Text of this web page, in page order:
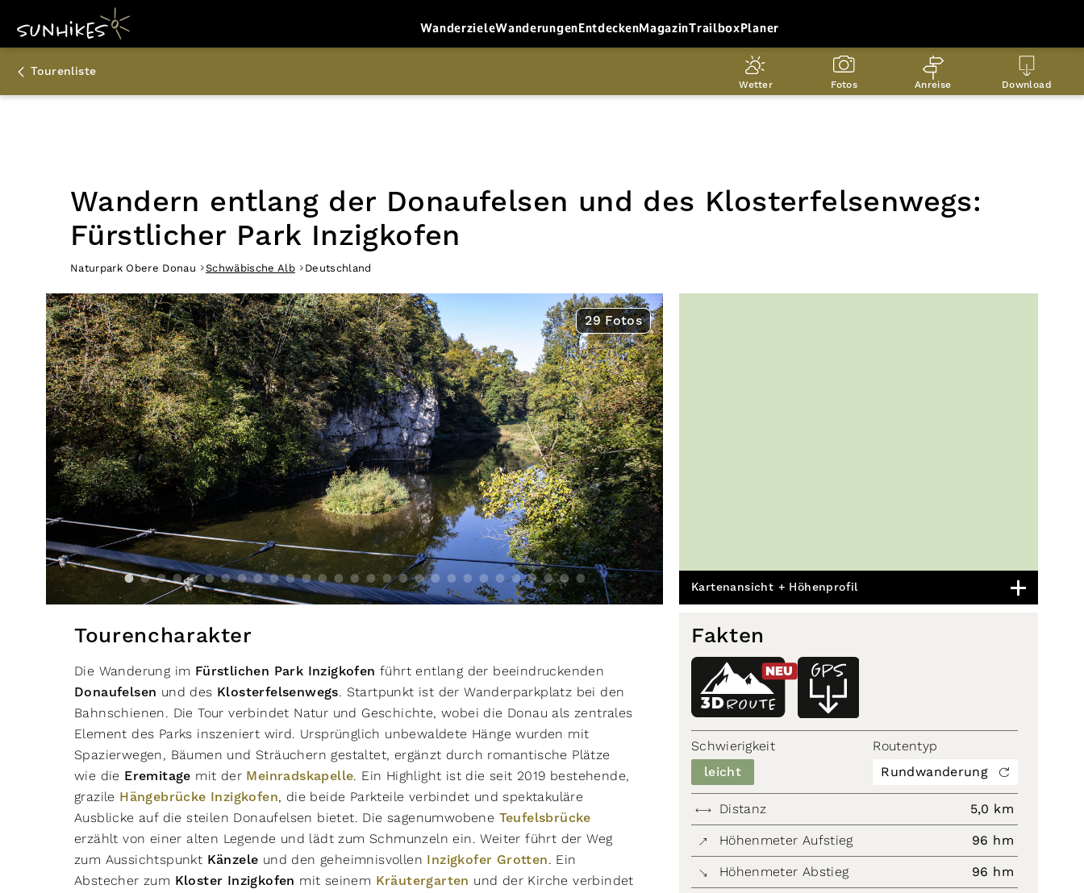
WanderzieleWanderungenEntdeckenMagazinTrailboxPlaner
Tourenliste
Wetter Fotos Anreise Download
Wandern entlang der Donaufelsen und des Klosterfelsenwegs:
Fürstlicher Park Inzigkofen
Naturpark Obere Donau Schwäbische Alb Deutschland
29 Fotos
Kartenansicht + Höhenprofil
Tourencharakter
Die Wanderung im Fürstlichen Park Inzigkofen führt entlang der beeindruckenden
Donaufelsen und des Klosterfelsenwegs. Startpunkt ist der Wanderparkplatz bei den
Bahnschienen. Die Tour verbindet Natur und Geschichte, wobei die Donau als zentrales
Element des Parks inszeniert wird. Ursprünglich unbewaldete Hänge wurden mit
Spazierwegen, Bäumen und Sträuchern gestaltet, ergänzt durch romantische Plätze
wie die Eremitage mit der Meinradskapelle. Ein Highlight ist die seit 2019 bestehende,
grazile Hängebrücke Inzigkofen, die beide Parkteile verbindet und spektakuläre
Ausblicke auf die steilen Donaufelsen bietet. Die sagenumwobene Teufelsbrücke
erzählt von einer alten Legende und lädt zum Schmunzeln ein. Weiter führt der Weg
zum Aussichtspunkt Känzele und den geheimnisvollen Inzigkofer Grotten. Ein
Abstecher zum Kloster Inzigkofen mit seinem Kräutergarten und der Kirche verbindet
Fakten
ROUTE
3D
NEU
Schwierigkeit
leicht
Routentyp
Rundwanderung
Distanz 5,0 km
Höhenmeter Aufstieg 96 hm
Höhenmeter Abstieg 96 hm